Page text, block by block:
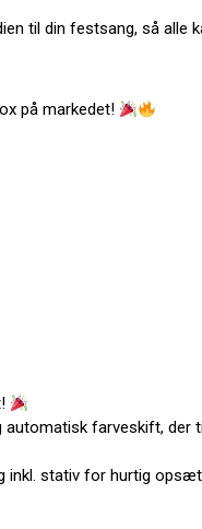
til din festsang, så alle
på markedet!
automatisk farveskift,
inkl. stativ for hurtig